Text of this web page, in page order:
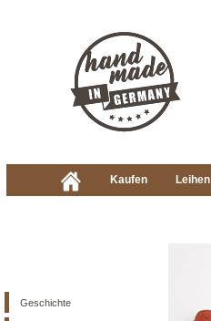
Kaufen Leihen
Geschichte